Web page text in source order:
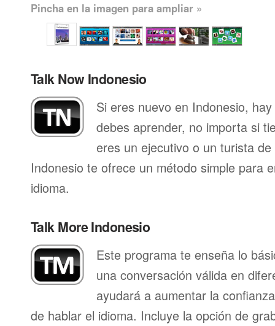
Pincha en la imagen para ampliar »
Talk Now Indonesio
Si eres nuevo en Indonesio,
debes aprender, no importa si
eres un ejecutivo o un turista
Indonesio te ofrece un método simple para
idioma.
Talk More Indonesio
Este programa te enseña lo
una conversación válida en
ayudará a aumentar la
de hablar el idioma. Incluye la opción de